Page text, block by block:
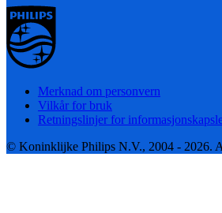
Merknad om personvern
Vilkår for bruk
Retningslinjer for
© Koninklijke Philips N.V., 2004 - 2026.